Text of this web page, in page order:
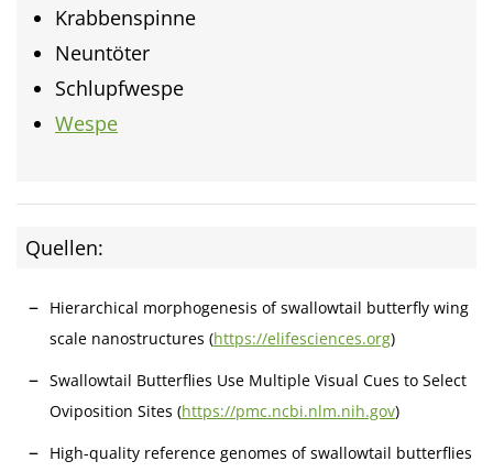
Krabbenspinne
Neuntöter
Schlupfwespe
Wespe
Quellen:
Hierarchical morphogenesis of swallowtail butterfly wing
scale nanostructures (https://elifesciences.org)
Swallowtail Butterflies Use Multiple Visual Cues to Select
Oviposition Sites (https://pmc.ncbi.nlm.nih.gov)
High-quality reference genomes of swallowtail butterflies